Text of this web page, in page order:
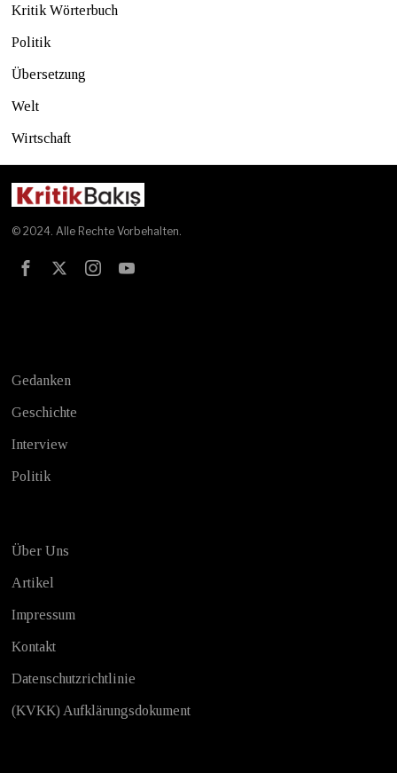
Kritik Wörterbuch
Politik
Übersetzung
Welt
Wirtschaft
© 2024. Alle Rechte Vorbehalten.
Gedanken
Geschichte
Interview
Politik
Über Uns
Artikel
Impressum
Kontakt
Datenschutzrichtlinie
(KVKK) Aufklärungsdokument